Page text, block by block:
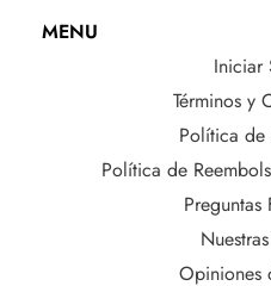
MENU
Iniciar
Términos y
Política de
Política de
Preguntas
Opiniones